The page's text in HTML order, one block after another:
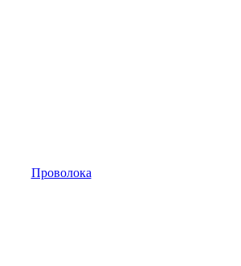
Проволока